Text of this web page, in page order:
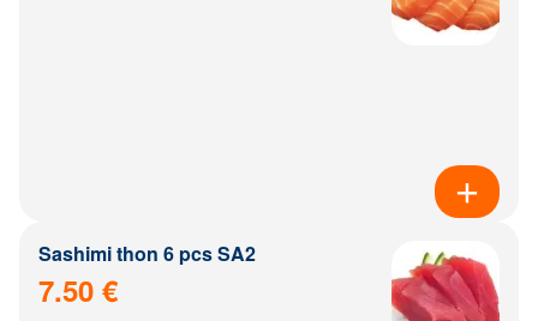
Sashimi thon 6 pcs SA2
7.50 €